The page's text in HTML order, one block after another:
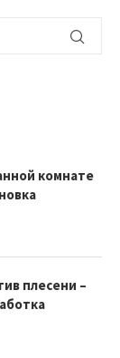
комнате
плесени –